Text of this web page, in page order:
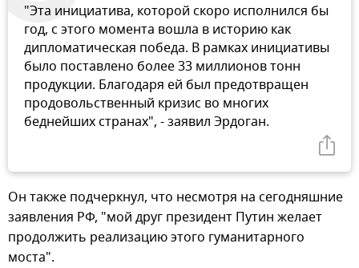
"Эта инициатива, которой скоро исполнился бы
год, с этого момента вошла в историю как
дипломатическая победа. В рамках инициативы
было поставлено более 33 миллионов тонн
продукции. Благодаря ей был предотвращен
продовольственный кризис во многих
беднейших странах", - заявил Эрдоган.
Он также подчеркнул, что несмотря на сегодняшние
заявления РФ, "мой друг президент Путин желает
продолжить реализацию этого гуманитарного
моста".